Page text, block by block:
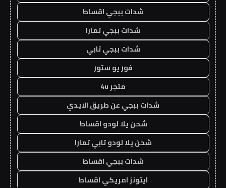
شدات ببجي اقساط
شدات ببجي تمارا
شدات ببجي تابي
فور يو ستور
متجر 4u
شدات ببجي عن طريق الايدي
شحن يلا لودو اقساط
شحن يلا لودو تابي تمارا
شدات ببجي اقساط
ايتونز امريكي اقساط